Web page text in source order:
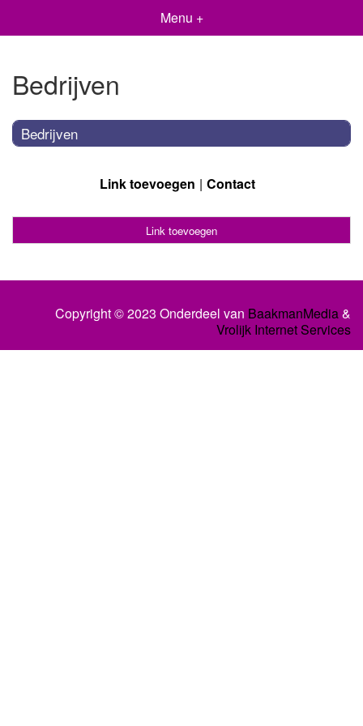
Menu +
Bedrijven
Bedrijven
Link toevoegen Contact
Link toevoegen
Copyright © 2023 Onderdeel van BaakmanMedia&
Vrolijk Internet Services